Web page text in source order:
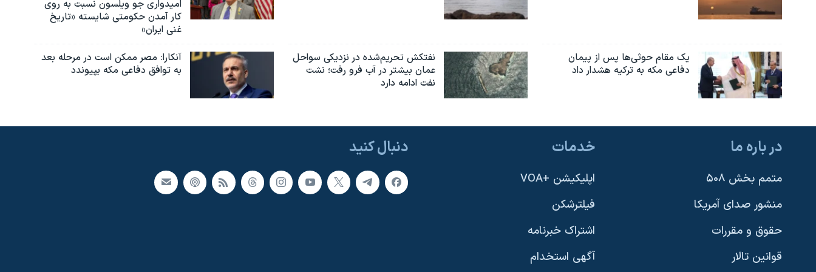
امیدواری جو ویلسون نسبت به روی
کار آمدن حکومتی شایسته «تاریخ
غنی ایران»
یک مقام حوثی‌ها پس از پیمان
دفاعی مکه به ترکیه هشدار داد
نفتکش تحریم‌شده در نزدیکی سواحل
عمان بیشتر در آب فرو رفت؛ نشت
نفت ادامه دارد
آنکارا: مصر ممکن است در مرحله بعد
به توافق دفاعی مکه بپیوندد
دنبال کنید در باره ما
متمم بخش ۵۰۸
منشور صدای آمریکا
حقوق و مقررات
قوانین تالار
خدمات
اپلیکیشن +VOA
فیلترشکن
اشتراک خبرنامه
آگهی استخدام